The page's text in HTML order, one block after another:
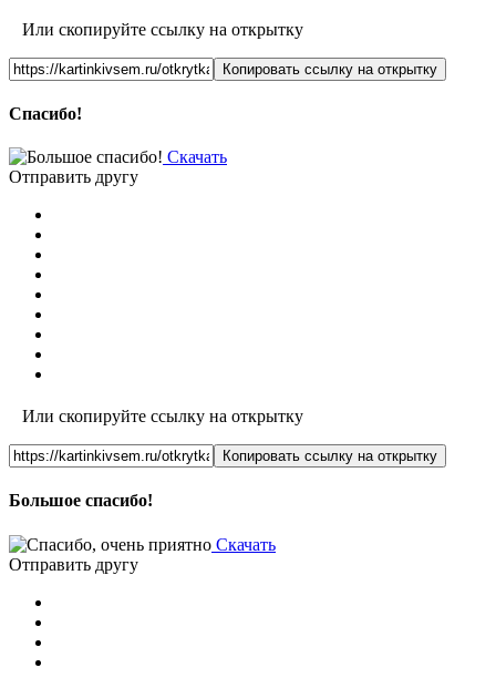
Или скопируйте ссылку на открытку
Копировать ссылку на открытку
Спасибо!
Скачать
Отправить другу
Или скопируйте ссылку на открытку
Копировать ссылку на открытку
Большое спасибо!
Скачать
Отправить другу